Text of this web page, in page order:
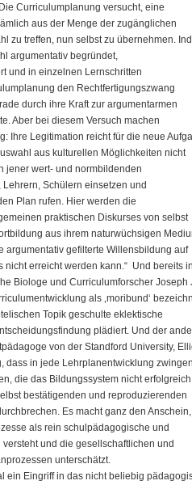
Curriculumplanung versucht, eine
aus der Menge der zugänglichen
zu treffen, nun selbst zu übernehmen.
argumentativ begründet,
und in einzelnen Lernschritten
den Rechtfertigungszwang
durch ihre Kraft zur argumentarmen
Aber bei diesem Versuch machen
Ihre Legitimation reicht für die neue
aus kulturellen Möglichkeiten nicht
jener wert- und normbildenden
Schülern einsetzen und
Plan rufen. Hier werden die
praktischen Diskurses von selbst
aus ihrem naturwüchsigen
argumentativ gefilterte Willensbildung auf
nicht erreicht werden kann.“ Und bereits
Biologe und Curriculumforscher Joseph
als ‚moribund‘
Topik geschulte eklektische
plädiert. Und der
von der Standford University,
dass in jede Lehrplanentwicklung
die das Bildungssystem nicht erfolgreich
bestätigenden und reproduzierenden
Es macht ganz den Anschein,
als rein schulpädagogische und
und die gesellschaftlichen und
unterschätzt.
ein Eingriff in das nicht beliebig